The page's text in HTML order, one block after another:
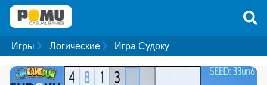
Игры Логические Игра Судоку